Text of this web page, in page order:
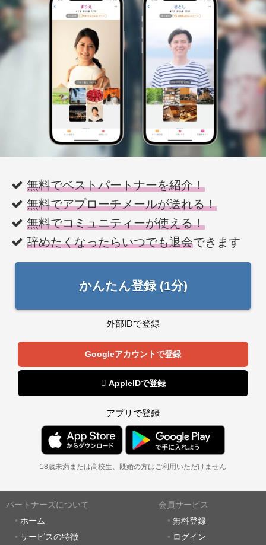
無料でベストパートナーを紹介！
無料でアプローチメールが送れる！
無料でコミュニティーが使える！
辞めたくなったらいつでも退会できます
かんたん登録 (1分)
外部IDで登録
Googleアカウントで登録
 AppleIDで登録
アプリで登録
18歳未満または高校生、既婚の方はご利用いただけません
パートナーズについて
ホーム
サービスの特徴
会員サービス
無料登録
ログイン